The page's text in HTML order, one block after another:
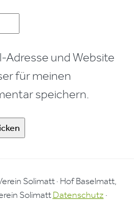
Adresse und Website
für meinen
speichern.
Solimatt · Hof Baselmatt,
SolimattDatenschutz ·